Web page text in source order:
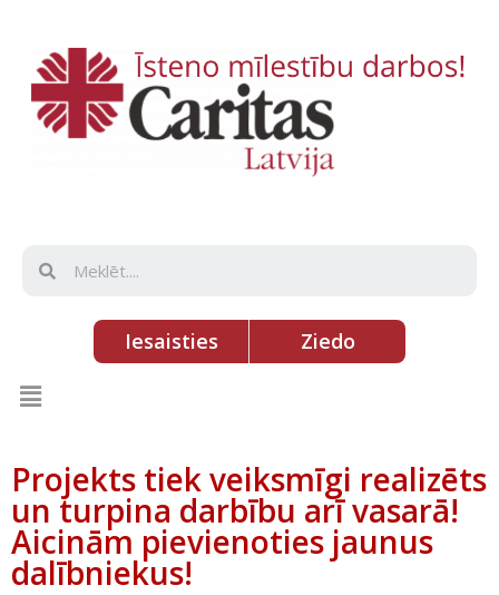
Iesaisties Ziedo
Projekts tiek veiksmīgi realizēts
un turpina darbību arī vasarā!
Aicinām pievienoties jaunus
dalībniekus!